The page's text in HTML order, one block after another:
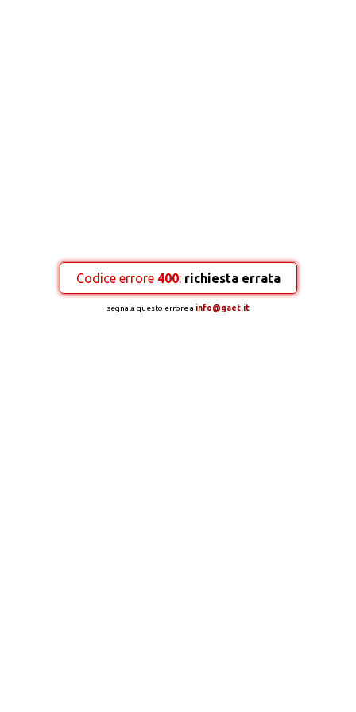
Codice errore 400: richiesta errata
segnala questo errore a info@gaet.it